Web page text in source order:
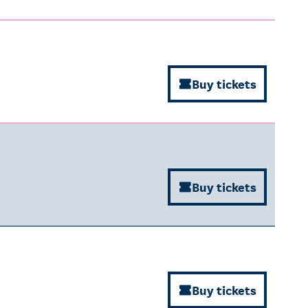
Buy tickets
Buy tickets
Buy tickets